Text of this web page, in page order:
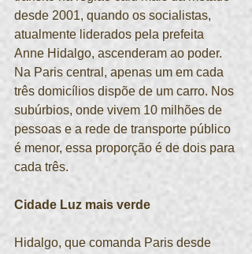
desde 2001, quando os socialistas,
atualmente liderados pela prefeita
Anne Hidalgo, ascenderam ao poder.
Na Paris central, apenas um em cada
três domicílios dispõe de um carro. Nos
subúrbios, onde vivem 10 milhões de
pessoas e a rede de transporte público
é menor, essa proporção é de dois para
cada três.
Cidade Luz mais verde
Hidalgo, que comanda Paris desde